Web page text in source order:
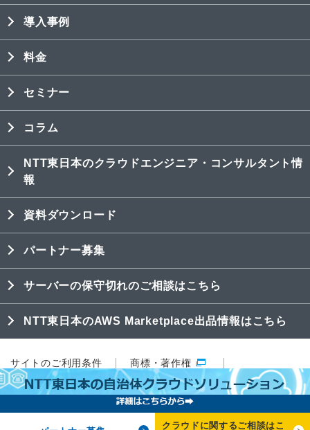
導入事例
料金
セミナー
コラム
NTT東日本のクラウドエンジニア・コンサルタント情
報
資料ダウンロード
パートナー募集
サーバーの保守切れのご相談はこちら
NTT東日本のAWS Marketplace出品情報はこちら
クラウドに関するご相談はこ
サイトのご利用条件
商標・著作権
プライバシーポリシー
特定商取引法表記
Copyright © 2018 NTT東日本株式会社
All Rights Reserved.